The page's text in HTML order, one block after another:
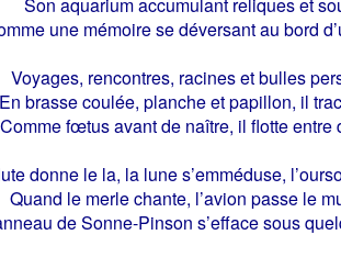
une mémoire se déversant au bord
Voyages, rencontres, racines et bulles
En brasse coulée, planche et papillon, il
Comme fœtus avant de naître, il flotte entre
donne le la, la lune s’emméduse,
Quand le merle chante, l’avion passe le
de Sonne-Pinson s’efface sous